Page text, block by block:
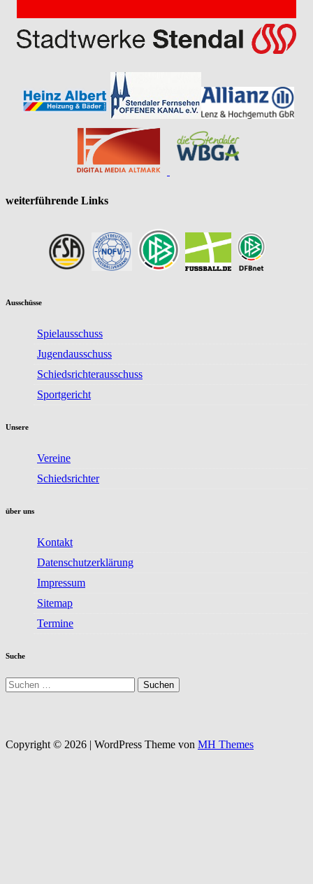
weiterführende Links
Ausschüsse
Spielausschuss
Jugendausschuss
Schiedsrichterausschuss
Sportgericht
Unsere
Vereine
Schiedsrichter
über uns
Kontakt
Datenschutzerklärung
Impressum
Sitemap
Termine
Suche
Suchen
nach:
Copyright © 2026 | WordPress Theme von MH Themes